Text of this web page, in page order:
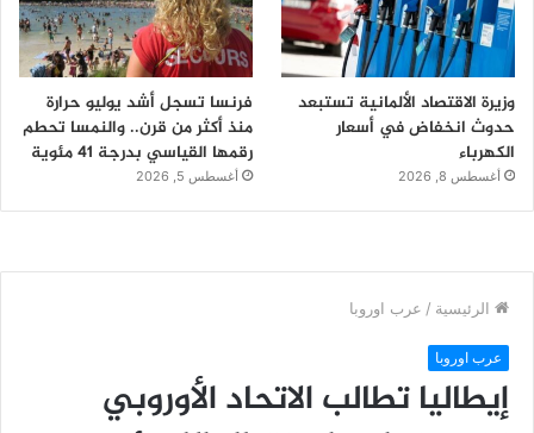
وزيرة الاقتصاد الألمانية تستبعد
حدوث انخفاض في أسعار
الكهرباء
أغسطس 8, 2026
فرنسا تسجل أشد يوليو حرارة
منذ أكثر من قرن.. والنمسا تحطم
رقمها القياسي بدرجة 41 مئوية
أغسطس 5, 2026